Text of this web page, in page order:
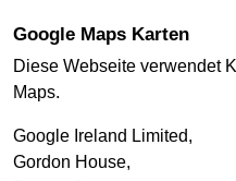
Google Maps Karten
Diese Webseite verwendet
Maps.
Google Ireland Limited,
Gordon House,